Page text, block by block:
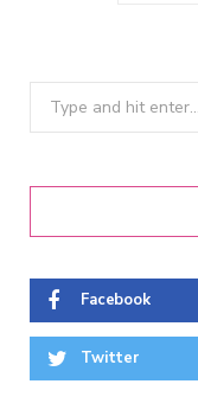
Search
for:
Facebook
Twitter